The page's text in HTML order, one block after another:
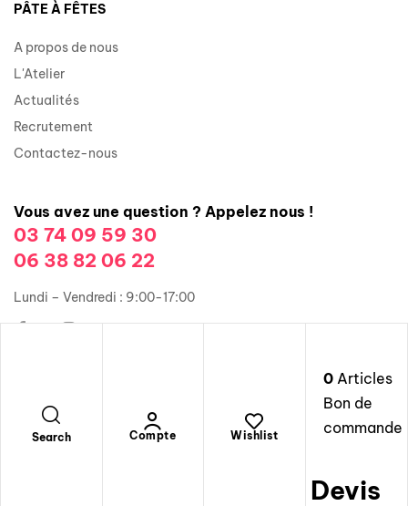
Search Compte Wishlist
0Articles
Bon de
commande
Devis
PÂTE À FÊTES
A propos de nous
L'Atelier
Actualités
Recrutement
Contactez-nous
Vous avez une question ? Appelez nous !
03 74 09 59 30
06 38 82 06 22
Lundi – Vendredi : 9:00-17:00
Copyright © 2026 Groupe Illusions Organisation. Tous droits
réservés.
Mentions légales